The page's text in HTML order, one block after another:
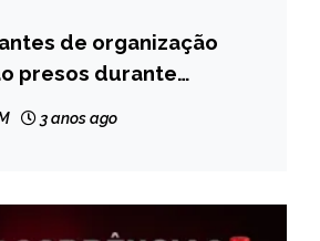
de organização
presos durante
Polícia Civil em Peçanha
3 anos ago